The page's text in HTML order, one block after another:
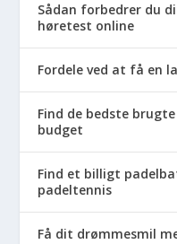
Sådan forbedrer du
høretest online
Fordele ved at få en
Find de bedste
budget
Find et billigt
padeltennis
Få dit drømmesmil